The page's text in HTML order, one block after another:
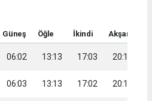
Güneş Öğle İkindi Akşam
06:02 13:13 17:03 20:14
06:03 13:13 17:02 20:13